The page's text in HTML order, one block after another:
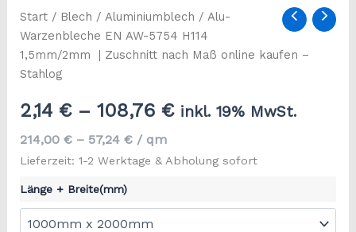
Start/ Blech / Aluminiumblech / Alu-
Warzenbleche EN AW-5754 H114
1,5mm/2mm | Zuschnitt nach Maß online kaufen –
Stahlog
2,14 €– 108,76 € inkl. 19% MwSt.
214,00 €– 57,24 €/ qm
Lieferzeit: 1-2 Werktage & Abholung sofort
Länge + Breite(mm)